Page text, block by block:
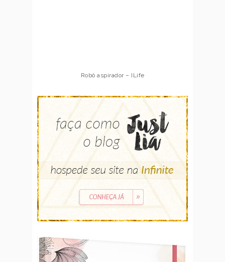
Robô aspirador – ILife